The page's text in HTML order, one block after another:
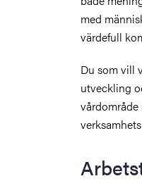
med
värdefull
Du som vill
utveckling